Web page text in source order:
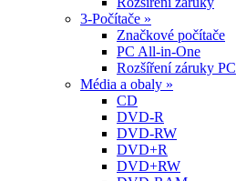
3-Počítače »
Značkové počítače
PC All-in-One
Rozšíření záruky PC
Média a obaly »
CD
DVD-R
DVD-RW
DVD+R
DVD+RW